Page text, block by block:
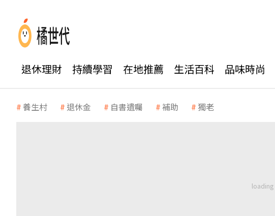
退休理財 持續學習 在地推薦 生活百科 品味時尚
養生村 退休金 自書遺囑 補助 獨老